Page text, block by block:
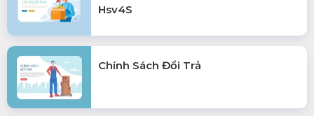
Hsv4S
Chính Sách Đổi Trả